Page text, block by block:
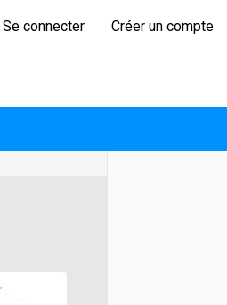
Se connecter Créer un compte